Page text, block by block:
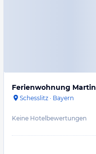
Ferienwohnung Martin
Schesslitz · Bayern
Keine Hotelbewertungen